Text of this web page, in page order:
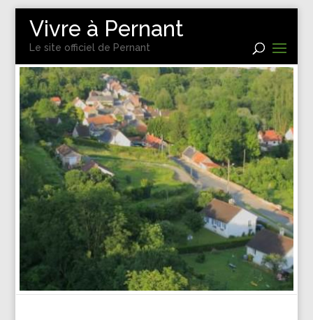
Vivre à Pernant
Le site officiel de Pernant